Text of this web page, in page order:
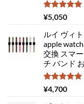
5段階中
5.00
¥5,050
ルイ ヴィ
apple
交換 スマ
チ バンド
5段階中
5.00
¥4,700